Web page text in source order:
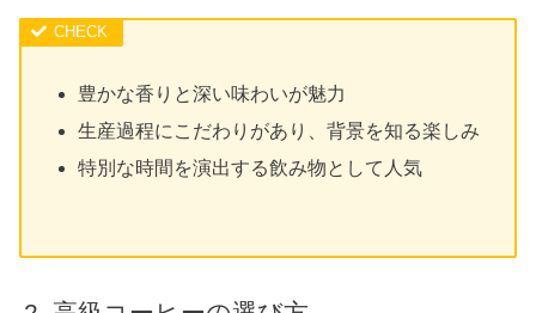
豊かな香りと深い味わいが魅力
生産過程にこだわりがあり、背景を知る楽しみ
特別な時間を演出する飲み物として人気